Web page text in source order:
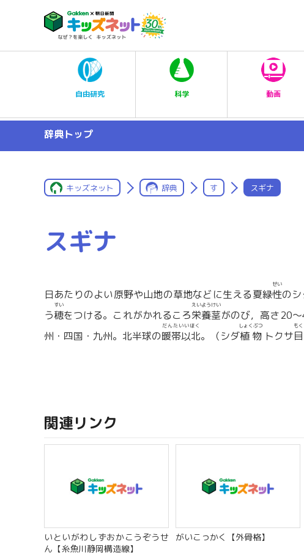
自由研究 科学 動画
辞典トップ
キッズネット 辞典 す スギナ
スギナ
日あたりのよい原野や山地の草地などに生える夏緑性
せい
の
う穂
すい
をつける。これがかれるころ栄養茎
えいようけい
がのび，高さ20〜
州・四国・九州。北半球の暖帯以北
だんたいいほく
。（シダ植物
しょくぶつ
トクサ目
もく
関連リンク
いといがわしずおかこうぞうせ
ん【糸魚川静岡構造線】
がいこっかく【外骨格】